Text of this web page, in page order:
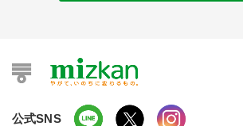
公式SNS